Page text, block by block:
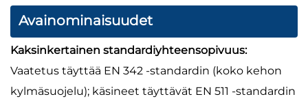
Avainominaisuudet
Kaksinkertainen standardiyhteensopivuus:
Vaatetus täyttää EN 342 -standardin (koko kehon
kylmäsuojelu); käsineet täyttävät EN 511 -standardin